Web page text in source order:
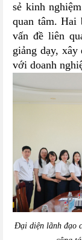
sẻ kinh
quan tâm. Hai
vấn đề liên
giảng dạy,
với doanh
Đại diện lãnh đạo